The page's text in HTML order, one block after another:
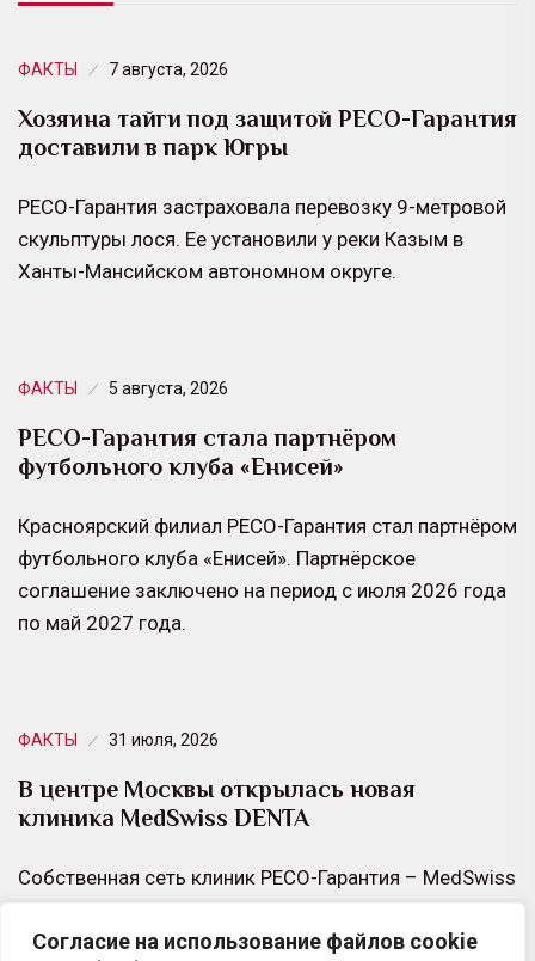
Согласие на использование файлов cookie
ФАКТЫ 7 августа, 2026
Хозяина тайги под защитой РЕСО-Гарантия
доставили в парк Югры
РЕСО-Гарантия застраховала перевозку 9-метровой
скульптуры лося. Ее установили у реки Казым в
Ханты-Мансийском автономном округе.
ФАКТЫ 5 августа, 2026
РЕСО-Гарантия стала партнёром
футбольного клуба «Енисей»
Красноярский филиал РЕСО-Гарантия стал партнёром
футбольного клуба «Енисей». Партнёрское
соглашение заключено на период с июля 2026 года
по май 2027 года.
ФАКТЫ 31 июля, 2026
В центре Москвы открылась новая
клиника MedSwiss DENTA
Собственная сеть клиник РЕСО-Гарантия – MedSwiss
– продолжает развивать стоматологическое
направление. Новая клиника MedSwiss DENTA